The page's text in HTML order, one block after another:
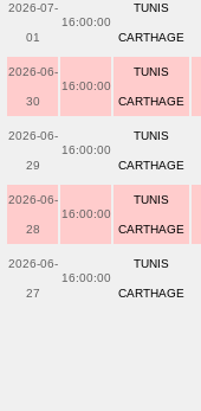
2026-07-
01
16:00:00
TUNIS
CARTHAGE
2026-06-
30
16:00:00
TUNIS
CARTHAGE
2026-06-
29
16:00:00
TUNIS
CARTHAGE
2026-06-
28
16:00:00
TUNIS
CARTHAGE
2026-06-
27
16:00:00
TUNIS
CARTHAGE